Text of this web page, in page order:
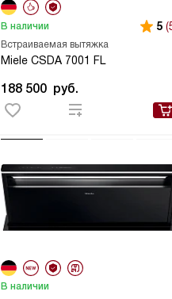
Встраиваемая вытяжка
Miele CSDA 7001 FL
В наличии 5
188 500 руб.
В наличии